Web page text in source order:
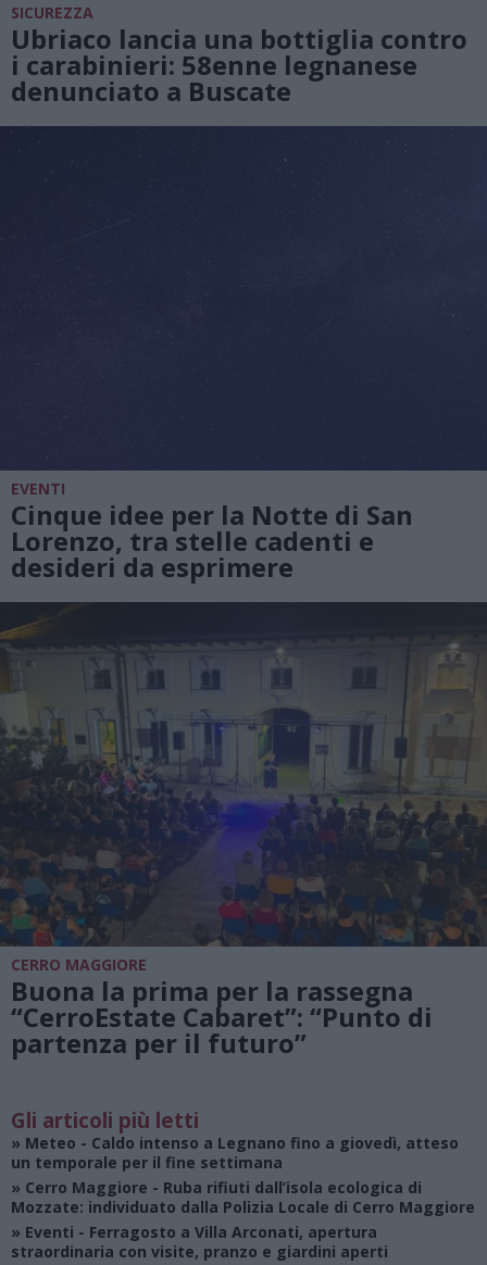
SICUREZZA
Ubriaco lancia una bottiglia contro
i carabinieri: 58enne legnanese
denunciato a Buscate
EVENTI
Cinque idee per la Notte di San
Lorenzo, tra stelle cadenti e
desideri da esprimere
CERRO MAGGIORE
Buona la prima per la rassegna
“CerroEstate Cabaret”: “Punto di
partenza per il futuro”
Gli articoli più letti
» Meteo - Caldo intenso a Legnano fino a giovedì, atteso
un temporale per il fine settimana
» Cerro Maggiore - Ruba rifiuti dall’isola ecologica di
Mozzate: individuato dalla Polizia Locale di Cerro Maggiore
» Eventi - Ferragosto a Villa Arconati, apertura
straordinaria con visite, pranzo e giardini aperti